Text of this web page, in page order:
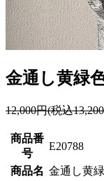
金通し黄緑
12,000円(税込
商品番
号
E20788
商品名 金通し黄